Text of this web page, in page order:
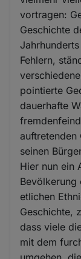
vortragen:
Geschichte
Fehlern,
pointierte
dauerhafte
auftretenden
seinen
Hier nun ein
Bevölkerung
etlichen
Geschichte,
dass viele
mit dem